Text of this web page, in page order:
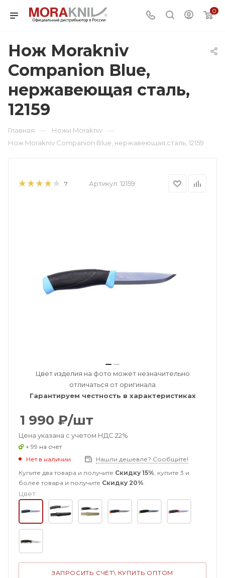
0
Нож Morakniv
Companion Blue,
нержавеющая сталь,
12159
Главная — Ножи Morakniv —
Нож Morakniv Companion Blue, нержавеющая сталь, 12159
7 Артикул: 12159
Цвет изделия на фото может незначительно
отличаться от оригинала
Гарантируем честность в характеристиках
1 990 ₽/шт
Цена указана с учетом НДС 22%
+ 99 на счет
Нет в наличии
Нашли дешевле? Сообщите!
Купите два товара и получите Скидку 15%, купите 3 и
более товара и получите Скидку 20%.
Цвет:
ЗАПРОСИТЬ СЧЁТ\ КУПИТЬ ОПТОМ